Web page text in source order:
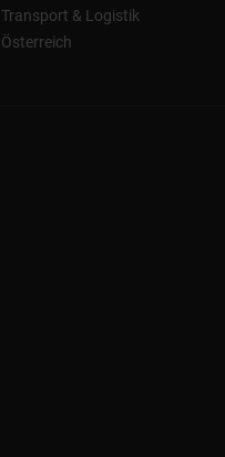
Transport & Logistik
Österreich